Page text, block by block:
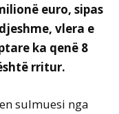
euro, sipas
vlera e
ka qenë 8
rritur.
sulmuesi nga